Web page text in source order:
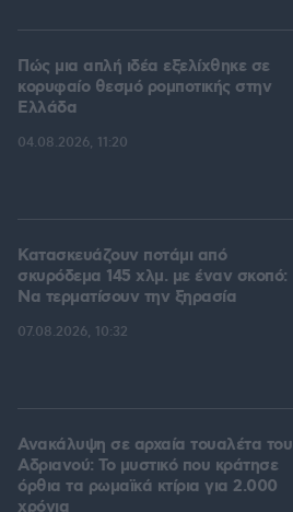
Πώς μια απλή ιδέα εξελίχθηκε σε
κορυφαίο θεσμό ρομποτικής στην
Ελλάδα
04.08.2026, 11:20
Κατασκευάζουν ποτάμι από
σκυρόδεμα 145 χλμ. με έναν σκοπό:
Να τερματίσουν την ξηρασία
07.08.2026, 10:32
Ανακάλυψη σε αρχαία τουαλέτα του
Αδριανού: Το μυστικό που κράτησε
όρθια τα ρωμαϊκά κτίρια για 2.000